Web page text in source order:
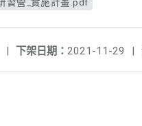
下架日期： 2021-11-29 |
|